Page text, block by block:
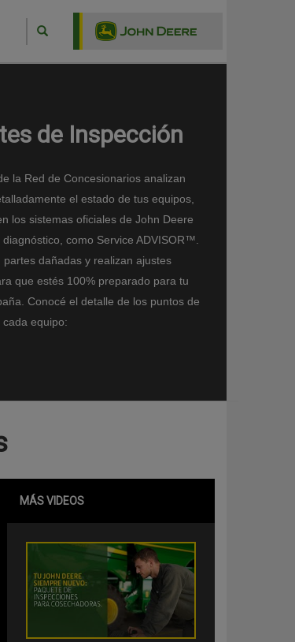
Buscar
de Inspección
la Red de Concesionarios analizan
el estado de tus equipos,
los sistemas oficiales de John Deere
como Service ADVISOR™.
partes dañadas y realizan ajustes
que estés 100% preparado para tu
Conocé el detalle de los puntos de
equipo:
MÁS VIDEOS